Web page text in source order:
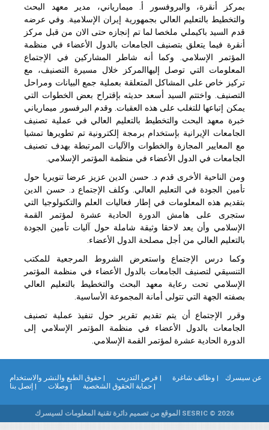
بمركز أنقرة، والبروفسور أ. ميمارياني، مدير معهد البحث
والتخطيط بالتعليم العالي بجمهورية إيران الإسلامية. وفي عرضه
قدم السيد باكيملي ملخصا لما تم إنجازه حتى الان من قبل مركز
أنقرة فيما يتعلق بتصنيف الجامعات بالدول الأعضاء في منظمة
المؤتمر الإسلامي. وكما أنه شاطر المشاركين في الإجتماع
المعلومات التي توصل إليهاالمركز خلال مسيرة التصنيف، مع
تركيز خاص على المشاكل المتعلقة بعملية جمع البيانات ومراحل
التصنيف. واختتم السيد أسعد حديثه بإقتراح بعض الخطوات التي
يمكن إتباعها للتغلب على هذه العقبات. وقدم البرفسور ميمارياني
خبرة معهد البحث والتخطيط بالتعليم العالي في عملية تصنيف
الجامعات الإيرانية بإستخدام برمجة إلكترونية تم تطويرها تمشيا
مع المعايير المجازة والخطوات والآليات المرتبطة بهدف تصنيف
الجامعات في الدول الأعضاء في منظمة المؤتمر الإسلامي.
ومن الناحية الأخرى قدم د. حسن الدين عزيز عرضا تنويريا حول
تأمين الجودة في التعليم العالي. وكلف الإجتماع د. حسن الدين
بتقديم هذه المعلومات في إطار فعاليات العلم والتكنولوجيا التي
ستجرى على هامش الدورة الحادية عشرة لمؤتمر القمة
الإسلامي وأن يعد لاحقا وثيقة شاملة حول آليات تأمين الجودة
بالتعليم العالي من أجل مصلحة الدول الأعضاء.
وكما درس الإجتماع واستعرض الشروط المرجعية للمكتب
التنسيقي لتصنيف الجامعات بالدول الأعضاء في منظمة المؤتمر
الإسلامي تحت رعاية معهد البحث والتخطيط بالتعليم العالي
بصفته الجهة التي تتولى أمانة المجموعة الأساسية.
وقرر الإجتماع أن يتم تقديم تقرير حول تنفيذ عملية تصنيف
الجامعات بالدول الأعضاء في منظمة المؤتمر الإسلامي إلى
الدورة الحادية عشرة لمؤتمر القمة الإسلامي.
سيسرك | وظائف شاغرة | فرص التدريب
| حقوق الطبع والنشر والاستخدام
| حماية الحقوق الشخصية
| وصلات | إتصل بنا
SESRIC © 2026 الموقع من تصميم دائرة تقنية المعلومات لسيسرك